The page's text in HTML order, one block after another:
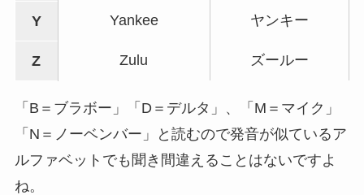
Y Yankee ヤンキー
Z Zulu ズールー
「B＝ブラボー」「D＝デルタ」、「M＝マイク」
「N＝ノーベンバー」と読むので発音が似ているア
ルファベットでも聞き間違えることはないですよ
ね。